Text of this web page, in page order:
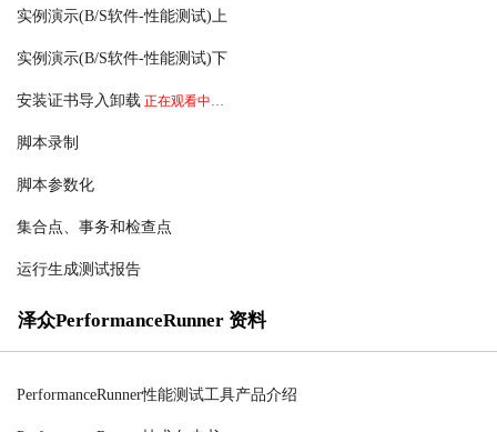
实例演示(B/S软件-性能测试)上
实例演示(B/S软件-性能测试)下
安装证书导入卸载 正在观看中…
脚本录制
脚本参数化
集合点、事务和检查点
运行生成测试报告
泽众PerformanceRunner 资料
PerformanceRunner性能测试工具产品介绍